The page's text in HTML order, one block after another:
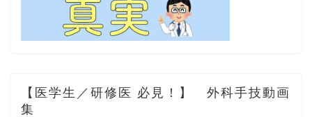
【医学生／研修医 必見！】 外科手技動画
集